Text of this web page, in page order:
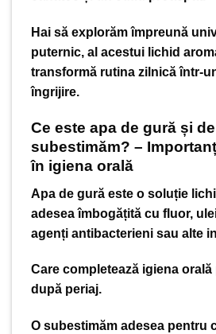
Hai să explorăm împreună
puternic, al acestui lichid
transformă rutina zilnică într-
îngrijire.
Ce este apa de gură și
subestimăm? –
în igiena orală
Apa de gură este o soluție
adesea îmbogățită cu fluor,
agenți antibacterieni sau alte
Care completează igiena
după periaj.
O subestimăm adesea pentru